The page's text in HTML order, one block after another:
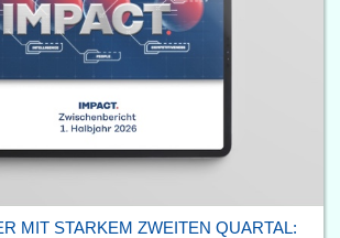
MIT STARKEM ZWEITEN QUARTAL: